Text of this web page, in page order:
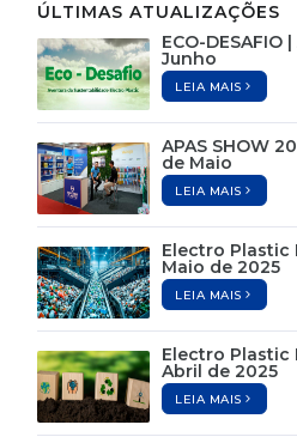
ÚLTIMAS ATUALIZAÇÕES
ECO-
Junho
LEIA MAIS
APAS SHOW
de Maio
LEIA MAIS
Electro Plastic
Maio de 2025
LEIA MAIS
Electro Plastic
Abril de 2025
LEIA MAIS